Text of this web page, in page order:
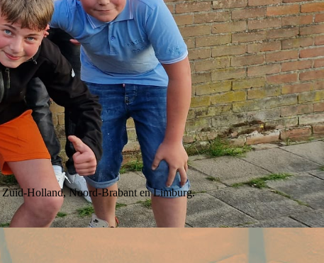
Holland, Noord-Brabant en Limburg.